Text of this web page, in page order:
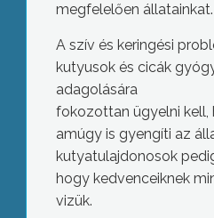
megfelelően állatainkat.
A szív és keringési
kutyusok és cicák
adagolására
fokozottan ügyelni kell,
amúgy is gyengíti az
kutyatulajdonosok
hogy kedvenceiknek
vizük.